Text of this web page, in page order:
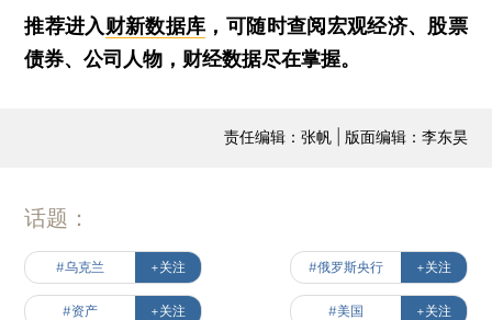
推荐进入财新数据库 ，可随时查阅宏观经济、股票
债券、公司人物，财经数据尽在掌握。
责任编辑：张帆 | 版面编辑：李东昊
话题：
#乌克兰 +关注 #俄罗斯央行 +关注
#资产 +关注 #美国 +关注